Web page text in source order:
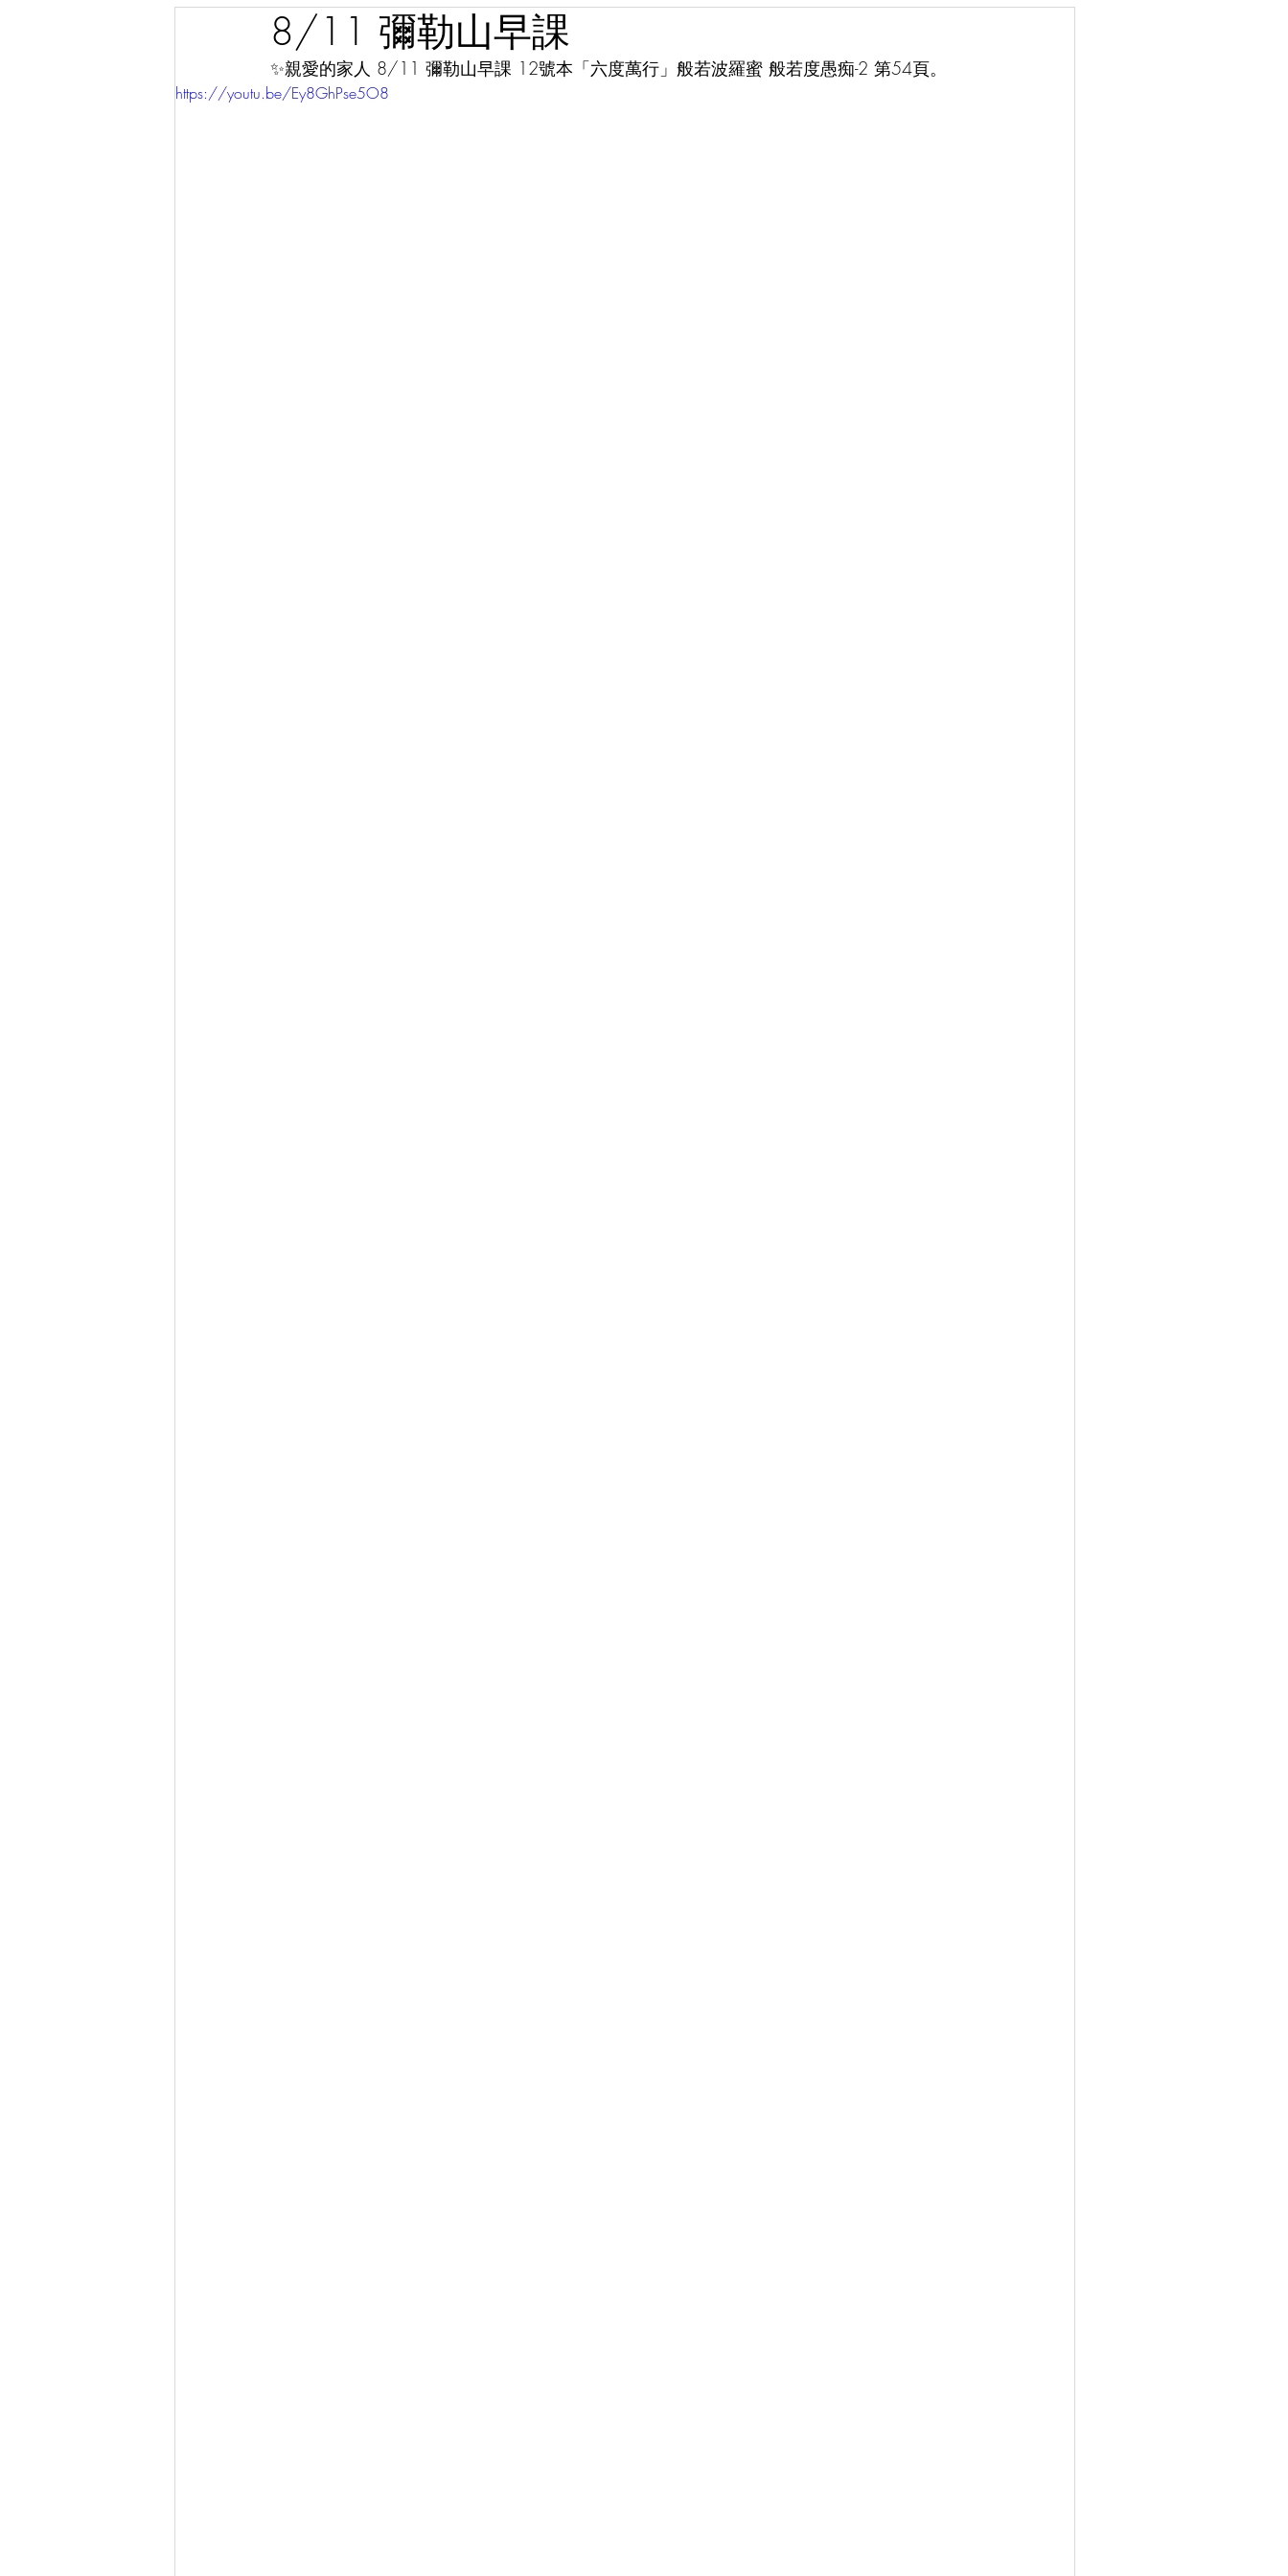
8/11 彌勒山早課
✨親愛的家人 8/11 彌勒山早課 12號本「六度萬行」般若波羅蜜 般若度愚痴-2 第54頁。
https://youtu.be/Ey8GhPse5O8